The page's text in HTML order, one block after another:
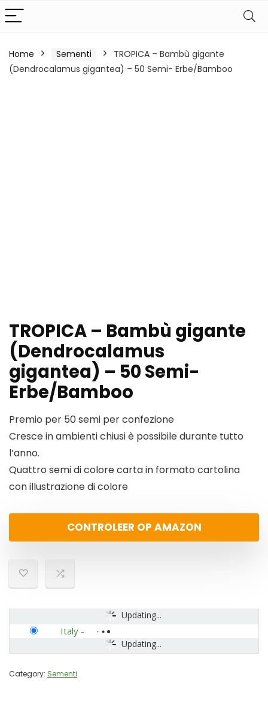
Home Sementi
TROPICA – Bambù gigante
(Dendrocalamus gigantea) – 50 Semi- Erbe/Bamboo
TROPICA – Bambù gigante
(Dendrocalamus
gigantea) – 50 Semi-
Erbe/Bamboo
Premio per 50 semi per confezione
Cresce in ambienti chiusi è possibile durante tutto
l’anno.
Quattro semi di colore carta in formato cartolina
con illustrazione di colore
CONTROLEER OP AMAZON
Updating...
Updating...
Italy -
Category: Sementi